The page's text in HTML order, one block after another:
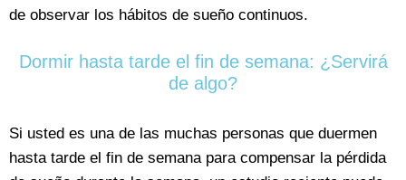
de observar los hábitos de sueño continuos.
Dormir hasta tarde el fin de semana: ¿Servirá
de algo?
Si usted es una de las muchas personas que duermen
hasta tarde el fin de semana para compensar la pérdida